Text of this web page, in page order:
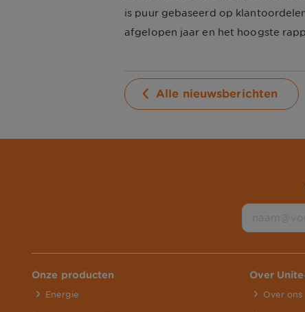
is puur gebaseerd op
afgelopen jaar en het hoogste
Alle nieuwsberichten
Onze producten
Energie
Over
Over ons